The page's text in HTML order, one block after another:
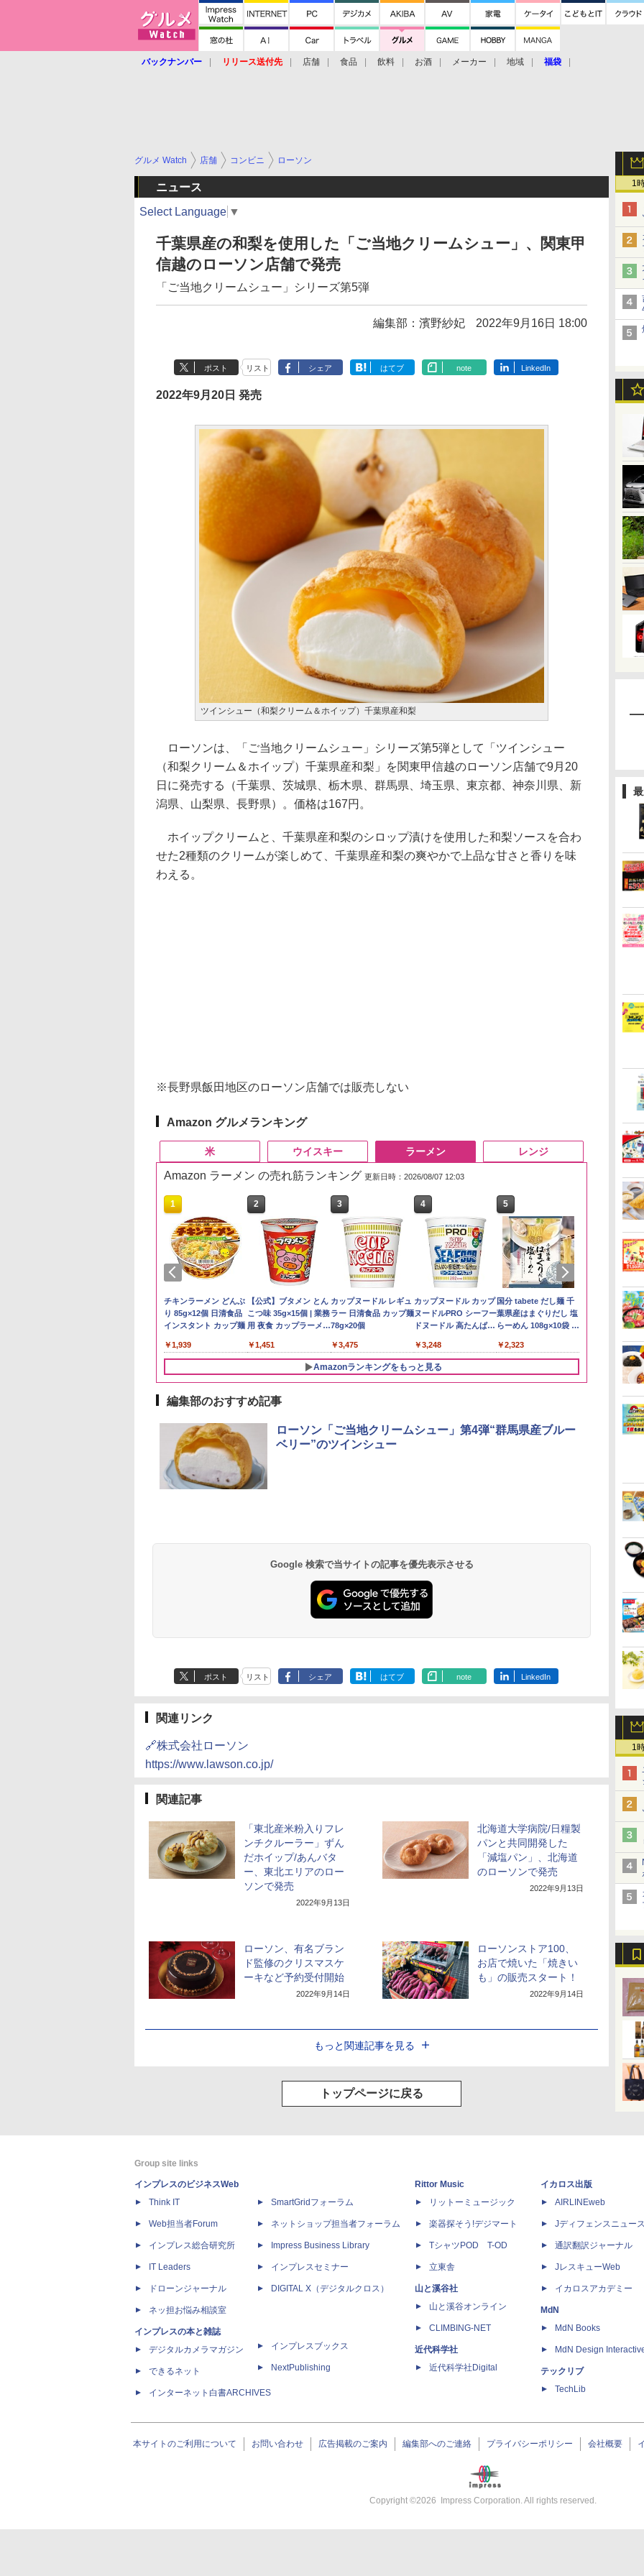
バックナンバー リリース送付先 店舗 食品 飲料 お酒 メーカー 地域 福袋
1
1
グルメ Watch 店舗 コンビニ ローソン
ニュース
Select Language ▼
千葉県産の和梨を使用した「ご当地クリームシュー」、関東甲
信越のローソン店舗で発売
「ご当地クリームシュー」シリーズ第5弾
編集部：濱野紗妃 2022年9月16日 18:00
ポスト リスト シェア はてブ note LinkedIn
2022年9月20日 発売
ツインシュー（和梨クリーム＆ホイップ）千葉県産和梨
ローソンは、「ご当地クリームシュー」シリーズ第5弾として「ツインシュー
（和梨クリーム＆ホイップ）千葉県産和梨」を関東甲信越のローソン店舗で9月20
日に発売する（千葉県、茨城県、栃木県、群馬県、埼玉県、東京都、神奈川県、新
潟県、山梨県、長野県）。価格は167円。
ホイップクリームと、千葉県産和梨のシロップ漬けを使用した和梨ソースを合わ
せた2種類のクリームが楽しめて、千葉県産和梨の爽やかで上品な甘さと香りを味
わえる。
※長野県飯田地区のローソン店舗では販売しない
Amazon グルメランキング
米
1
by Amazon 国産ブレ
ンド米 精米 5kg
￥2,650
2
野沢農産 無洗米 青い流
るる コシヒカリ 5kg 長
野県産 令和7年産
￥3,980
3
by Amazon あきたこ
まちブレンド 無洗米
5kg
￥3,396
4
by Amazon 新潟県産
新潟のお米 無洗米 5kg
￥3,274
5
【在庫処分価格】もも
たろう印 無洗米 5kg
業務用 お米マイスター
￥2,680
新潟ケンベ
新潟県産に
き 5kg 令和7
ウイスキー
1
ブラックニッカ ニッカ
Nikka ウィスキー
4000ml ブラックニッ
【日本 アサヒ ウィスキ
ー】 大容量 お得 4リッ
トル
￥4,356
2
角瓶 2700ml サントリ
ー ウイスキー ハイボー
ル 大容量
￥6,054
3
角ハイボール
350ml×24本 サントリ
ー ウイスキー ハイボー
￥4,939
4
トリスウイスキー
4000ml サントリー 大
容量 4リットル
￥4,345
5
サントリー シングルモ
ルト ウイスキー 白州
Story of the Distillery
￥20,000
【数量限定
ザ・バレル
スキー500ml
フト プレゼ
ラーメン
Amazon ラーメン の売れ筋ランキング 更新日時：2026/08/07 12:03
1
チキンラーメン どんぶ
り 85g×12個 日清食品
インスタント カップ麺
￥1,939
2
【公式】ブタメン とん
こつ味 35g×15個 | 業務
用 夜食 カップラーメン
スタント アウトドアに
も ローリングストック
大人買い おやつカンパ
￥1,451
3
カップヌードル レギュ
ラー 日清食品 カップ麺
78g×20個
￥3,475
4
カップヌードル カップ
ヌードルPRO シーフー
ドヌードル 高たんぱく
えめ 78g×12個
￥3,248
5
国分 tabete だし麺 千
葉県産はまぐりだし 塩
らーめん 108g×10袋 保
￥2,323
マルちゃん
ZUBAAAN!
醤油豚骨 3食
Amazonランキングをもっと見る
レンジ
1
し 二人暮らし フラット
2
ベクション 2段調理 ホ
￥32,800
15L 一人暮らし 二人暮
ットテーブル トースト
機能 自動メニュー33種
簡単お手入れ ブラック
YRZ-WF150TV(B)
￥26,130
窯ドーム ER-D80A(K)
理 フラットテーブル
電子レンジ 赤外線セン
サー ノンフライ調理
簡単お手入れ 小型 新
生活 一人暮らし 二人
￥34,546
5
XJ1-B ブラック 30L 2
パナソニッ
ロ 最高峰モ
段 おまかせ
細・64眼ス
サー 時短料
携 ブラック
UBS10D-K
編集部のおすすめ記事
ローソン「ご当地クリームシュー」第4弾“群馬県産ブルー
ベリー”のツインシュー
Google 検索で当サイトの記事を優先表示させる
ポスト リスト シェア はてブ note LinkedIn
関連リンク
🔗株式会社ローソン
https://www.lawson.co.jp/
関連記事
「東北産米粉入りフレ
ンチクルーラー」ずん
だホイップ/あんバタ
ー、東北エリアのロー
ソンで発売
2022年9月13日
北海道大学病院/日糧製
パンと共同開発した
「減塩パン」、北海道
のローソンで発売
2022年9月13日
ローソン、有名ブラン
ド監修のクリスマスケ
ーキなど予約受付開始
2022年9月14日
ローソンストア100、
お店で焼いた「焼きい
も」の販売スタート！
2022年9月14日
もっと関連記事を見る
トップページに戻る
Group site links
インプレスのビジネスWeb
Think IT
Web担当者Forum
インプレス総合研究所
IT Leaders
ドローンジャーナル
ネッ担お悩み相談室
インプレスの本と雑誌
デジタルカメラマガジン
できるネット
インターネット白書ARCHIVES
SmartGridフォーラム
ネットショップ担当者フォーラム
Impress Business Library
インプレスセミナー
DIGITAL X（デジタルクロス）
インプレスブックス
NextPublishing
Rittor Music
リットーミュージック
楽器探そう!デジマート
TシャツPOD T-OD
立東舎
山と溪谷社
山と溪谷オンライン
CLIMBING-NET
近代科学社
近代科学社Digital
イカロス出版
AIRLINEweb
Jディフェンスニュー
通訳翻訳ジャーナル
JレスキューWeb
イカロスアカデミー
MdN
MdN Books
MdN Design
テックリブ
TechLib
本サイトのご利用について お問い合わせ 広告掲載のご案内 編集部へのご連絡 プライバシーポリシー 会社概要
Copyright ©2026 Impress Corporation. All rights reserved.